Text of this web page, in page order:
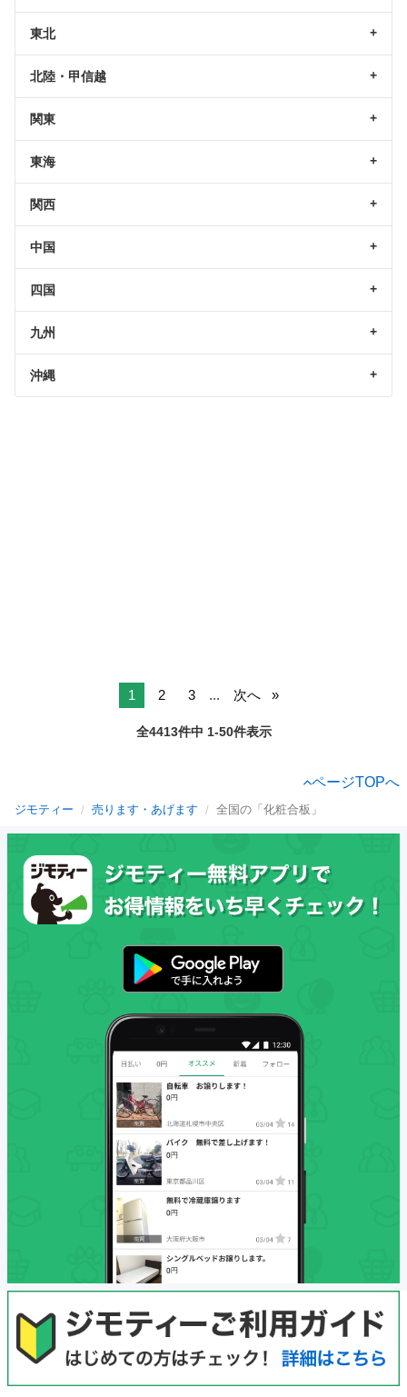
東北
北陸・甲信越
関東
東海
関西
中国
四国
九州
沖縄
1 2 3 ... 次へ
全4413件中 1-50件表示
ページTOPへ
ジモティー 売ります・あげます 全国の「化粧合板」